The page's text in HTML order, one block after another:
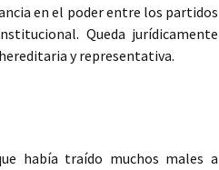
en el poder entre los partidos
Queda jurídicamente
y representativa.
había traído muchos males a